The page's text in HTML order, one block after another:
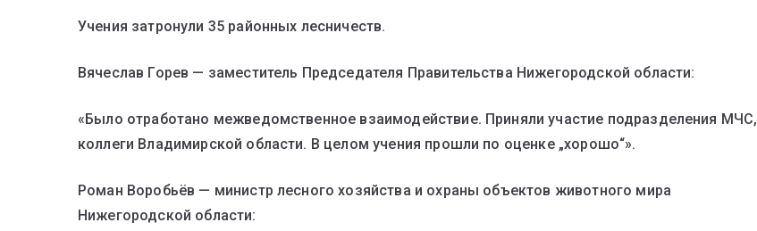
Учения затронули 35 районных лесничеств.
Вячеслав Горев — заместитель Председателя Правительства Нижегородской области:
«Было отработано межведомственное взаимодействие. Приняли участие подразделения МЧС,
коллеги Владимирской области. В целом учения прошли по оценке „хорошо“».
Роман Воробьёв — министр лесного хозяйства и охраны объектов животного мира
Нижегородской области: